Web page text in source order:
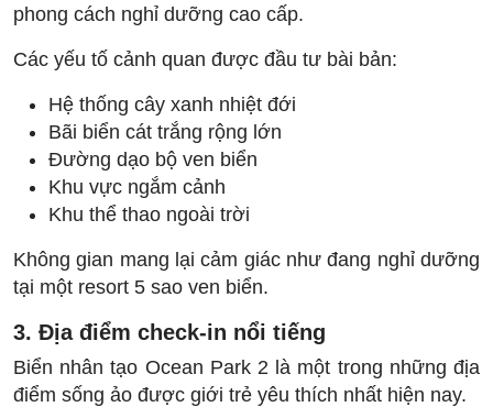
phong cách nghỉ dưỡng cao cấp.
Các yếu tố cảnh quan được đầu tư bài bản:
Hệ thống cây xanh nhiệt đới
Bãi biển cát trắng rộng lớn
Đường dạo bộ ven biển
Khu vực ngắm cảnh
Khu thể thao ngoài trời
Không gian mang lại cảm giác như đang nghỉ dưỡng
tại một resort 5 sao ven biển.
3. Địa điểm check-in nổi tiếng
Biển nhân tạo Ocean Park 2 là một trong những địa
điểm sống ảo được giới trẻ yêu thích nhất hiện nay.